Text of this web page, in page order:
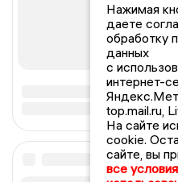
Нажимая
даете
обработку
данных
с
интернет-
top.mail.ru,
На сайте
cookie.
сайте, вы
все условия